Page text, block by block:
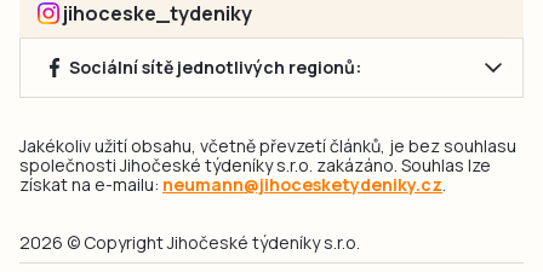
jihoceske_tydeniky
Sociální sítě jednotlivých regionů:
Jakékoliv užití obsahu, včetně převzetí článků, je bez souhlasu
společnosti Jihočeské týdeníky s.r.o. zakázáno. Souhlas lze
získat na e-mailu: neumann@jihocesketydeniky.cz.
2026 © Copyright Jihočeské týdeníky s.r.o.